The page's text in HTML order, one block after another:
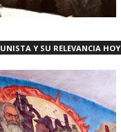
Y SU RELEVANCIA HOY